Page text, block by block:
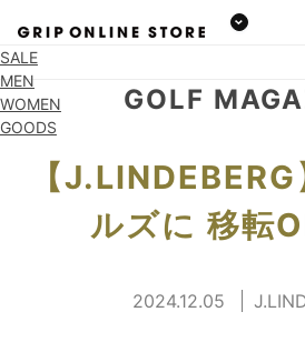
SALE
MEN
WOMEN
GOODS
GOLF
【
ルズに 移転
2024.12.05